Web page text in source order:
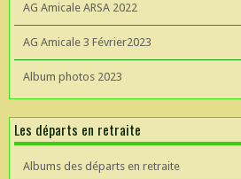
AG Amicale ARSA 2022
AG Amicale 3 Février2023
Album photos 2023
Les départs en retraite
Albums des départs en retraite